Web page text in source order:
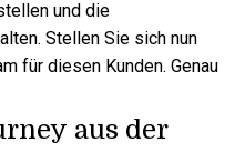
und die
Stellen Sie sich nun
für diesen Kunden. Genau
aus der